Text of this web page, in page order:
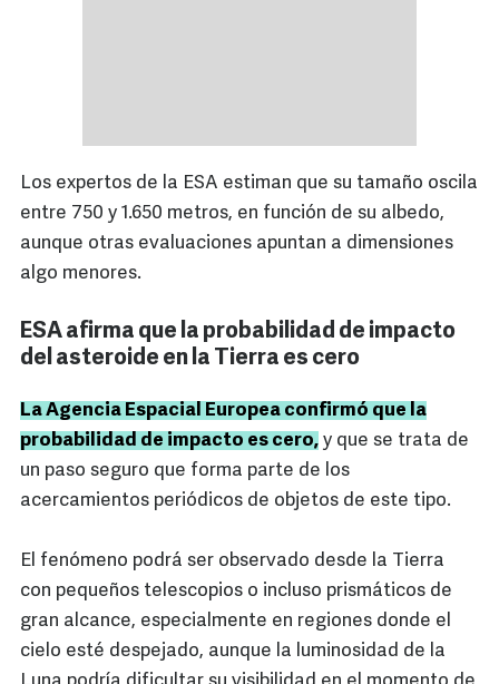
Los expertos de la ESA estiman que su tamaño oscila
entre 750 y 1.650 metros, en función de su albedo,
aunque otras evaluaciones apuntan a dimensiones
algo menores.
ESA afirma que la probabilidad de impacto
del asteroide en la Tierra es cero
La Agencia Espacial Europea confirmó que la
probabilidad de impacto es cero, y que se trata de
un paso seguro que forma parte de los
acercamientos periódicos de objetos de este tipo.
El fenómeno podrá ser observado desde la Tierra
con pequeños telescopios o incluso prismáticos de
gran alcance, especialmente en regiones donde el
cielo esté despejado, aunque la luminosidad de la